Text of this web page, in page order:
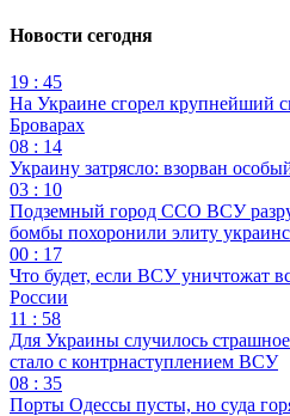
Новости сегодня
19 : 45
На Украине сгорел крупнейший
Броварах
08 : 14
Украину затрясло: взорван
03 : 10
Подземный город ССО ВСУ
бомбы похоронили элиту
00 : 17
Что будет, если ВСУ уничтожат
России
11 : 58
Для Украины случилось
стало с контрнаступлением ВСУ
08 : 35
Порты Одессы пусты, но суда